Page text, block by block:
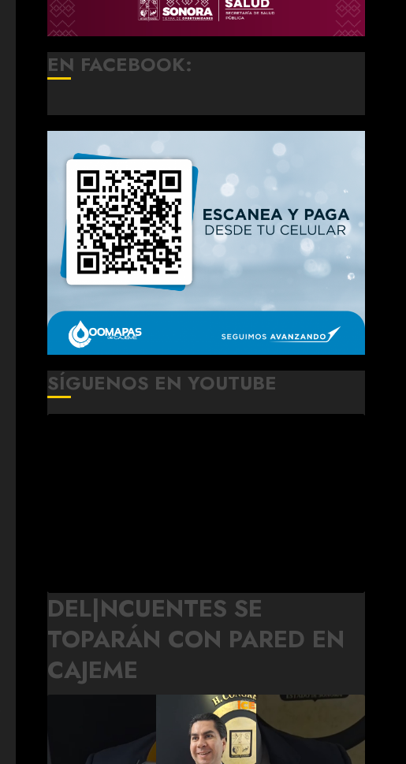
EN FACEBOOK:
SÍGUENOS EN YOUTUBE
DEL|NCUENTES SE
TOPARÁN CON PARED EN
CAJEME